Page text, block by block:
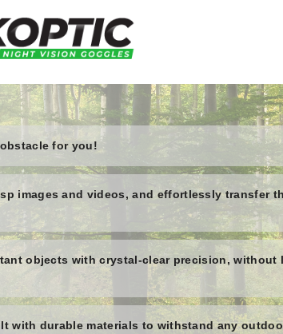
for you!
images and videos, and effortlessly transfer
objects with crystal-clear precision, without
with durable materials to withstand any